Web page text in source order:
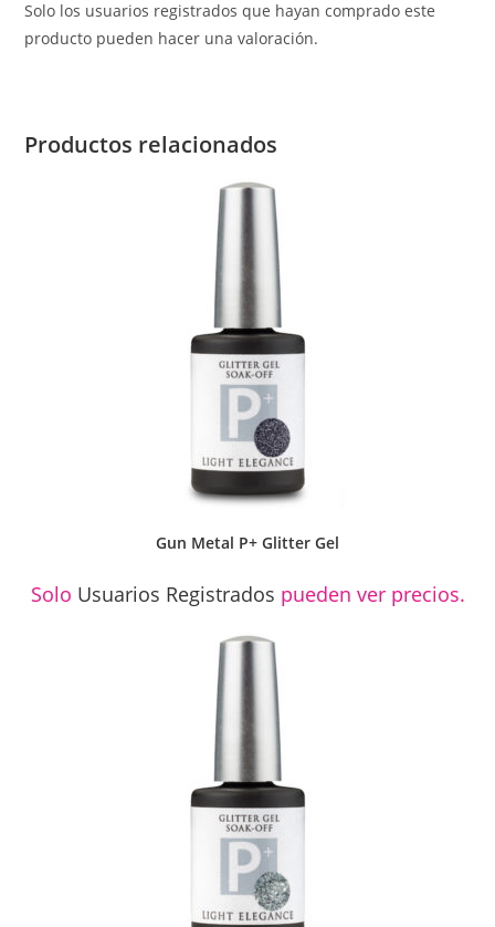
Solo los usuarios registrados que hayan comprado este
producto pueden hacer una valoración.
Productos relacionados
Gun Metal P+ Glitter Gel
Solo Usuarios Registrados pueden ver precios.